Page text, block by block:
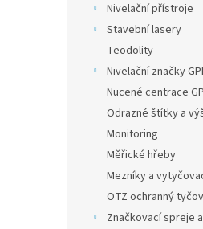
Nivelační přístroje
Stavební lasery
Teodolity
Nivelační značky
Nucené centrace GP
Odrazné štítky a
Monitoring
Měřické hřeby
Mezníky a
OTZ ochranný
Značkovací spreje